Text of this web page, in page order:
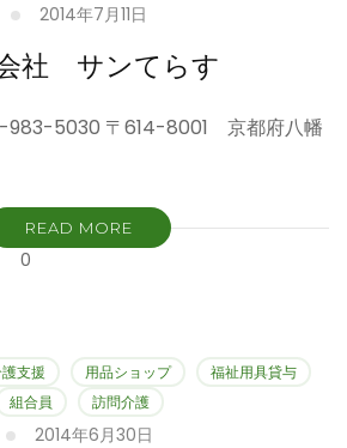
2014年7月11日
社 サンてらす
983-5030 〒614-8001 京都府八幡
READ MORE
0
支援 用品ショップ
福祉用具貸与
組合員
訪問介護
2014年6月30日